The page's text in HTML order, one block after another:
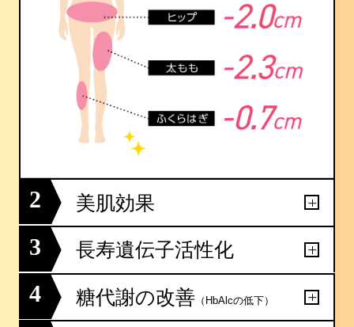
2 美肌効果
3 長寿遺伝子活性化
4 糖代謝の改善 （HbAlcの低下）